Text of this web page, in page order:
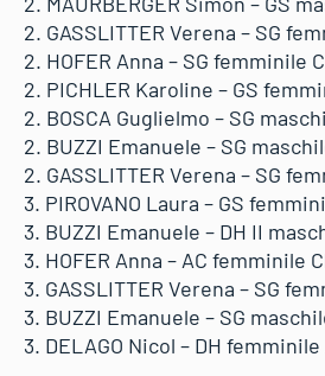
2. GASSLITTER Verena – SG
2. HOFER Anna – SG femminile
2. PICHLER Karoline – GS
2. BOSCA Guglielmo – SG
2. BUZZI Emanuele – SG
2. GASSLITTER Verena – SG
3. PIROVANO Laura – GS
3. BUZZI Emanuele – DH II
3. HOFER Anna – AC femminile
3. GASSLITTER Verena – SG
3. BUZZI Emanuele – SG
3. DELAGO Nicol – DH